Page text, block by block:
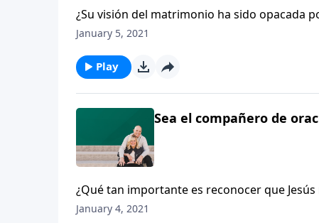
¿Su visión del matrimonio ha sido opacada
raíces de esa ideología llegaron a su
January 5, 2021
Play
Sea el compañero de
¿Qué tan importante es reconocer que
nuestra familia? Hoy continuaremos con la
January 4, 2021